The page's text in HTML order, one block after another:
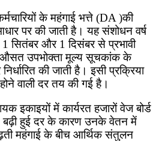
के महंगाई भत्ते (DA )की
आधार पर की जाती है। यह संशोधन वर्ष
सितंबर और 1 दिसंबर से प्रभावी
औसत उपभोक्ता मूल्य सूचकांक के
की जाती है। इसी प्रक्रिया
वाली दर तय की गई है।
इकाइयों में कार्यरत हजारों वेज बोर्ड
बढ़ी हुई दर के कारण उनके वेतन में
महंगाई के बीच आर्थिक संतुलन